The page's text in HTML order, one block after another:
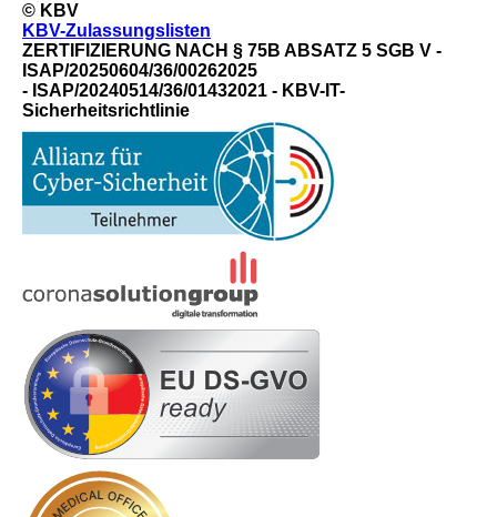
© KBV
KBV-Zulassungslisten
ZERTIFIZIERUNG NACH § 75B ABSATZ 5 SGB V -
ISAP/20250604/36/00262025
- ISAP/20240514/36/01432021 - KBV-IT-
Sicherheitsrichtlinie